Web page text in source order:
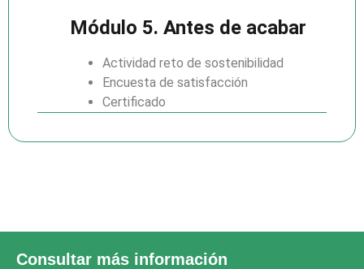
Módulo 5. Antes de acabar
Actividad reto de sostenibilidad
Encuesta de satisfacción
Certificado
Consultar más información